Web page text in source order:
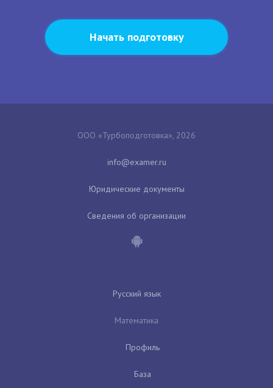
Начать подготовку
ООО «Турбоподготовка», 2026
Юридические документы
Сведения об организации
Русский язык
Математика
Профиль
База